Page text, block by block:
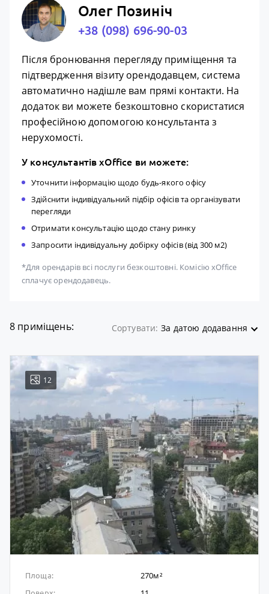
Олег Позиніч
+38 (098) 696-90-03
Після бронювання перегляду приміщення та
підтвердження візиту орендодавцем, система
автоматично надішле вам прямі контакти. На
додаток ви можете безкоштовно скористатися
професійною допомогою консультанта з
нерухомості.
У консультантів xOffice ви можете:
Уточнити інформацію щодо будь-якого офісу
Здійснити індивідуальний підбір офісів та організувати
перегляди
Отримати консультацію щодо стану ринку
Запросити індивідуальну добірку офісів (від 300 м2)
*Для орендарів всі послуги безкоштовні. Комісію xOffice
сплачує орендодавець.
8 приміщень: Сортувати: За датою додавання
12
Площа: 270м²